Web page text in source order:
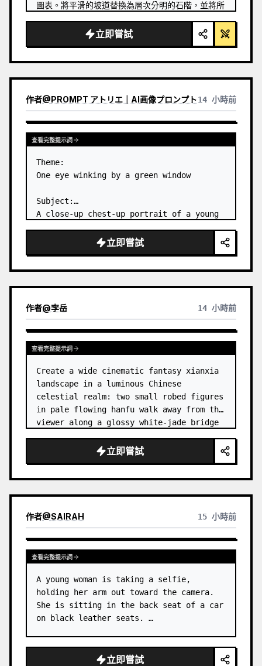
圖表。將平滑的坡道替換為層次分明的石階，並將所
  "style": {
    "background": "
復古紋理羊皮紙
",
立即嘗試
作者@PROMPT アトリエ｜AI画像プロンプト14 小時前
查看完整提示詞
Theme:
One eye winking by a green window
Subject:
A close-up chest-up portrait of a young
leaning her cheek on one hand and
smiling with one eye closed at a wooden
立即嘗試
作者@李岳 14 小時前
查看完整提示詞
Create a wide cinematic fantasy xianxia
landscape in a luminous Chinese
celestial realm: two small robed figures
in pale flowing hanfu walk away from the
viewer along a glossy white-jade bridge
rising from a mirror-still l…
立即嘗試
作者@SAIRAH 15 小時前
查看完整提示詞
A young woman is taking a selfie,
holding her arm out toward the camera.
She is sitting in the back seat of a car
on black leather seats. …
立即嘗試